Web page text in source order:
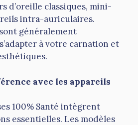
d’oreille classiques, mini-
intra-auriculaires.
généralement
à votre carnation et
avec les appareils
100% Santé intègrent
essentielles. Les modèles